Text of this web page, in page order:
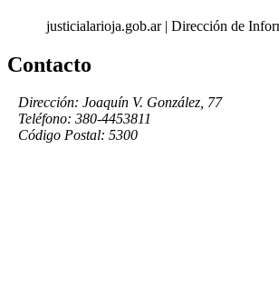
justicialarioja.gob.ar | Dirección de
Contacto
Dirección: Joaquín V. González, 77
Teléfono: 380-4453811
Código Postal: 5300